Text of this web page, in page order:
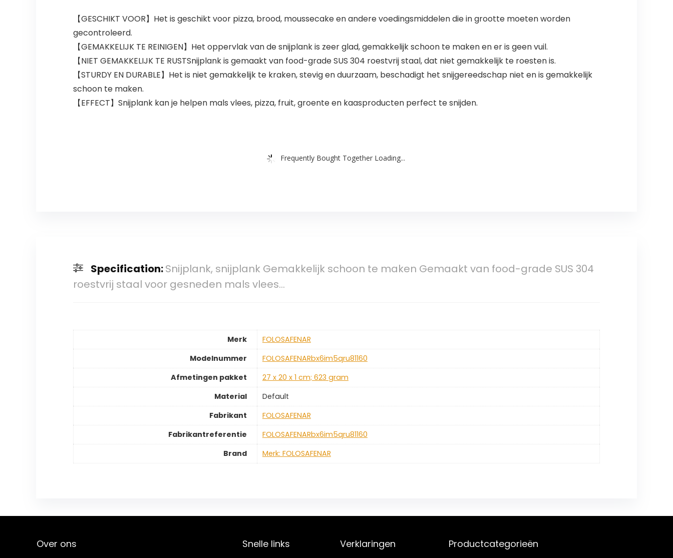
【GESCHIKT VOOR】Het is geschikt voor pizza, brood, moussecake en andere voedingsmiddelen die in grootte moeten worden
gecontroleerd.
【GEMAKKELIJK TE REINIGEN】Het oppervlak van de snijplank is zeer glad, gemakkelijk schoon te maken en er is geen vuil.
【NIET GEMAKKELIJK TE RUSTSnijplank is gemaakt van food-grade SUS 304 roestvrij staal, dat niet gemakkelijk te roesten is.
【STURDY EN DURABLE】Het is niet gemakkelijk te kraken, stevig en duurzaam, beschadigt het snijgereedschap niet en is gemakkelijk
schoon te maken.
【EFFECT】Snijplank kan je helpen mals vlees, pizza, fruit, groente en kaasproducten perfect te snijden.
Frequently Bought Together Loading...
Specification:Snijplank, snijplank Gemakkelijk schoon te maken Gemaakt van food-grade SUS 304
roestvrij staal voor gesneden mals vlees…
Merk
‎FOLOSAFENAR
Modelnummer
‎FOLOSAFENARbx6im5qru81160
Afmetingen pakket
‎27 x 20 x 1 cm; 623 gram
Material
‎Default
Fabrikant
‎FOLOSAFENAR
Fabrikantreferentie
‎FOLOSAFENARbx6im5qru81160
Brand
Merk: FOLOSAFENAR
Over ons Snelle links Verklaringen Productcategorieën